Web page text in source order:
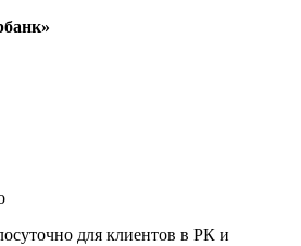
для клиентов в РК и